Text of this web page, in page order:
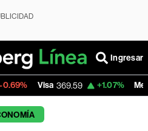
Ingresar
369.59 +1.07% MercadoLibre